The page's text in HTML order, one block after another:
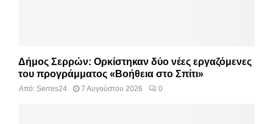
Δήμος Σερρών: Ορκίστηκαν δύο νέες εργαζόμενες
του προγράμματος «Βοήθεια στο Σπίτι»
Από: Serres24 7 Αυγούστου 2026 0